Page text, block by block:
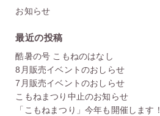
お知らせ
最近の投稿
酷暑の号 こもねのはなし
8月販売イベントのおしらせ
7月販売イベントのおしらせ
こもねまつり中止のお知らせ
「こもねまつり」今年も開催します！